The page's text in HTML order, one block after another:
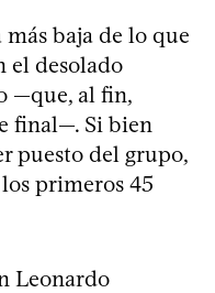
baja de lo que
el desolado
—que, al fin,
final—. Si bien
puesto del grupo,
primeros 45
Leonardo